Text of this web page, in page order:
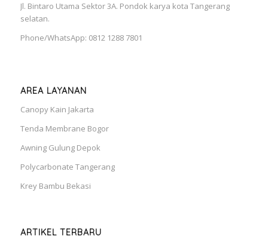
Jl. Bintaro Utama Sektor 3A. Pondok karya kota Tangerang
selatan.
Phone/WhatsApp: 0812 1288 7801
AREA LAYANAN
Canopy Kain Jakarta
Tenda Membrane Bogor
Awning Gulung Depok
Polycarbonate Tangerang
Krey Bambu Bekasi
ARTIKEL TERBARU